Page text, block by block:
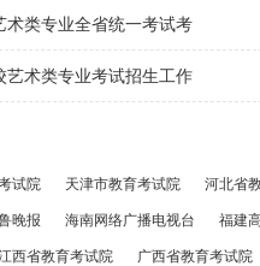
类专业全省统一考试考
术类专业考试招生工作
试院 天津市教育考试院 河北省
晚报 海南网络广播电视台 福建
西省教育考试院 广西省教育考试院